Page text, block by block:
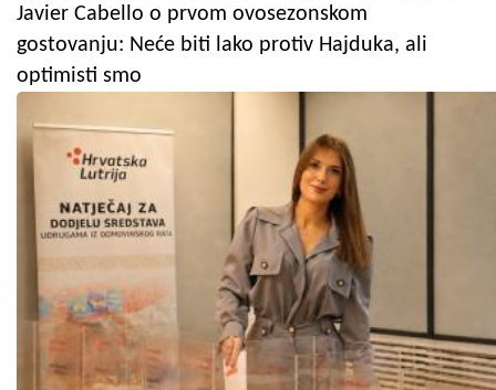
Javier Cabello o prvom ovosezonskom
gostovanju: Neće biti lako protiv Hajduka, ali
optimisti smo